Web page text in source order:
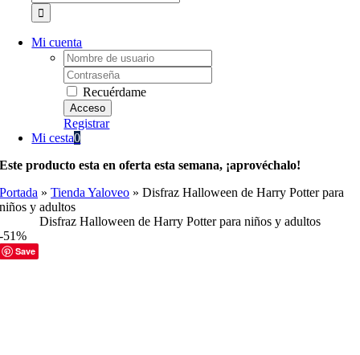
Mi cuenta
Username:
Password:
Recuérdame
Registrar
Mi cesta0
Este producto esta en oferta esta semana, ¡aprovéchalo!
Portada »Tienda Yaloveo »Disfraz Halloween de Harry Potter para
niños y adultos
Disfraz Halloween de Harry Potter para niños y adultos
-51%
Save